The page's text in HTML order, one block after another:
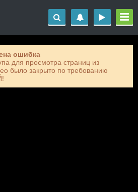
ошибка
для просмотра страниц из
было закрыто по требованию